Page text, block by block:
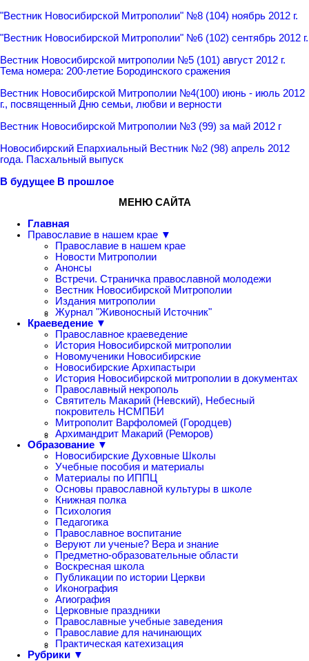
"Вестник Новосибирской Митрополии" №8 (104) ноябрь 2012 г.
"Вестник Новосибирской Митрополии" №6 (102) сентябрь 2012 г.
Вестник Новосибирской митрополии №5 (101) август 2012 г.
Тема номера: 200-летие Бородинского сражения
Вестник Новосибирской Митрополии №4(100) июнь - июль 2012
г., посвященный Дню семьи, любви и верности
Вестник Новосибирской Митрополии №3 (99) за май 2012 г
Новосибирский Епархиальный Вестник №2 (98) апрель 2012
года. Пасхальный выпуск
В будущее В прошлое
МЕНЮ САЙТА
Главная
Православие в нашем крае ▼
Православие в нашем крае
Новости Митрополии
Анонсы
Встречи. Страничка православной молодежи
Вестник Новосибирской Митрополии
Издания митрополии
Журнал "Живоносный Источник"
Краеведение ▼
Православное краеведение
История Новосибирской митрополии
Новомученики Новосибирские
Новосибирские Архипастыри
История Новосибирской митрополии в документах
Православный некрополь
Святитель Макарий (Невский), Небесный
покровитель НСМПБИ
Митрополит Варфоломей (Городцев)
Архимандрит Макарий (Реморов)
Образование ▼
Новосибирские Духовные Школы
Учебные пособия и материалы
Материалы по ИППЦ
Основы православной культуры в школе
Книжная полка
Психология
Педагогика
Православное воспитание
Веруют ли ученые? Вера и знание
Предметно-образовательные области
Воскресная школа
Публикации по истории Церкви
Иконография
Агиография
Церковные праздники
Православные учебные заведения
Православие для начинающих
Практическая катехизация
Рубрики ▼